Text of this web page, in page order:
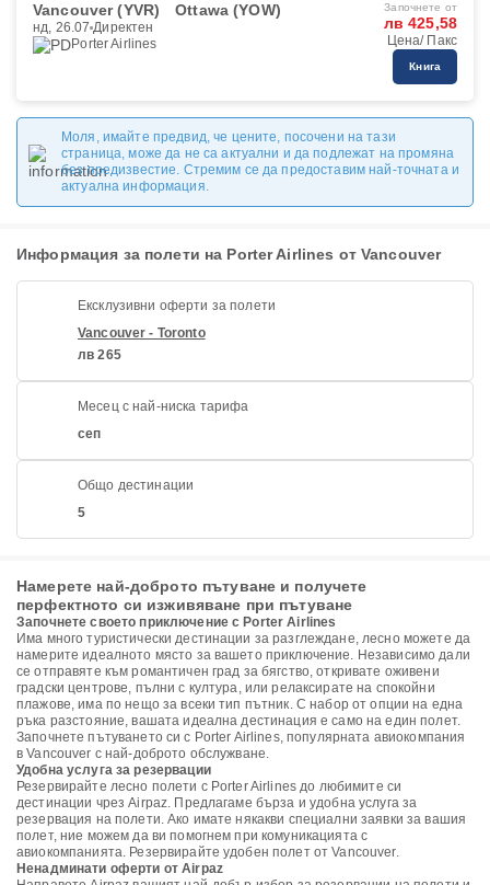
Vancouver (YVR) Ottawa (YOW)
нд, 26.07 Директен
Porter Airlines
Започнете от
лв 425,58
Цена/ Пакс
Книга
Моля, имайте предвид, че цените, посочени на тази
страница, може да не са актуални и да подлежат на промяна
без предизвестие. Стремим се да предоставим най-точната и
актуална информация.
Информация за полети на Porter Airlines от Vancouver
Ексклузивни оферти за полети
Vancouver - Toronto
лв 265
Месец с най-ниска тарифа
сеп
Общо дестинации
5
Намерете най-доброто пътуване и получете
перфектното си изживяване при пътуване
Започнете своето приключение с Porter Airlines
Има много туристически дестинации за разглеждане, лесно можете да
намерите идеалното място за вашето приключение. Независимо дали
се отправяте към романтичен град за бягство, откривате оживени
градски центрове, пълни с култура, или релаксирате на спокойни
плажове, има по нещо за всеки тип пътник. С набор от опции на една
ръка разстояние, вашата идеална дестинация е само на един полет.
Започнете пътуването си с Porter Airlines, популярната авиокомпания
в Vancouver с най-доброто обслужване.
Удобна услуга за резервации
Резервирайте лесно полети с Porter Airlines до любимите си
дестинации чрез Airpaz. Предлагаме бърза и удобна услуга за
резервация на полети. Ако имате някакви специални заявки за вашия
полет, ние можем да ви помогнем при комуникацията с
авиокомпанията. Резервирайте удобен полет от Vancouver.
Ненадминати оферти от Airpaz